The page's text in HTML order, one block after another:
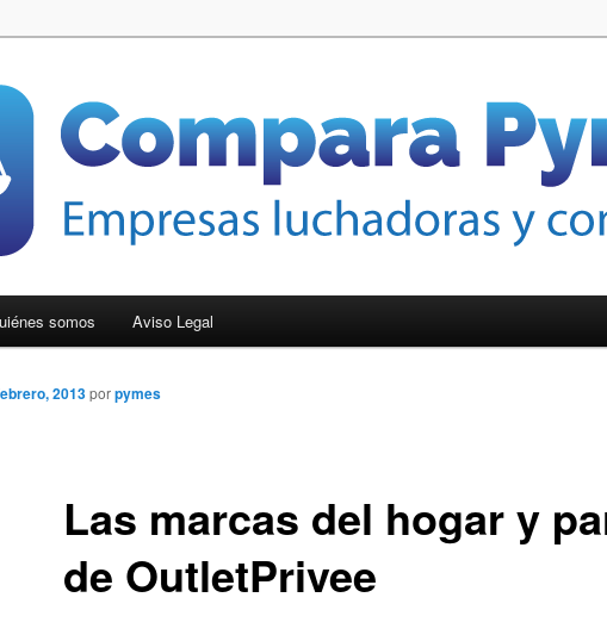
Pymes
somos Aviso Legal
Las marcas del hogar y
de OutletPrivee
2013porpymes